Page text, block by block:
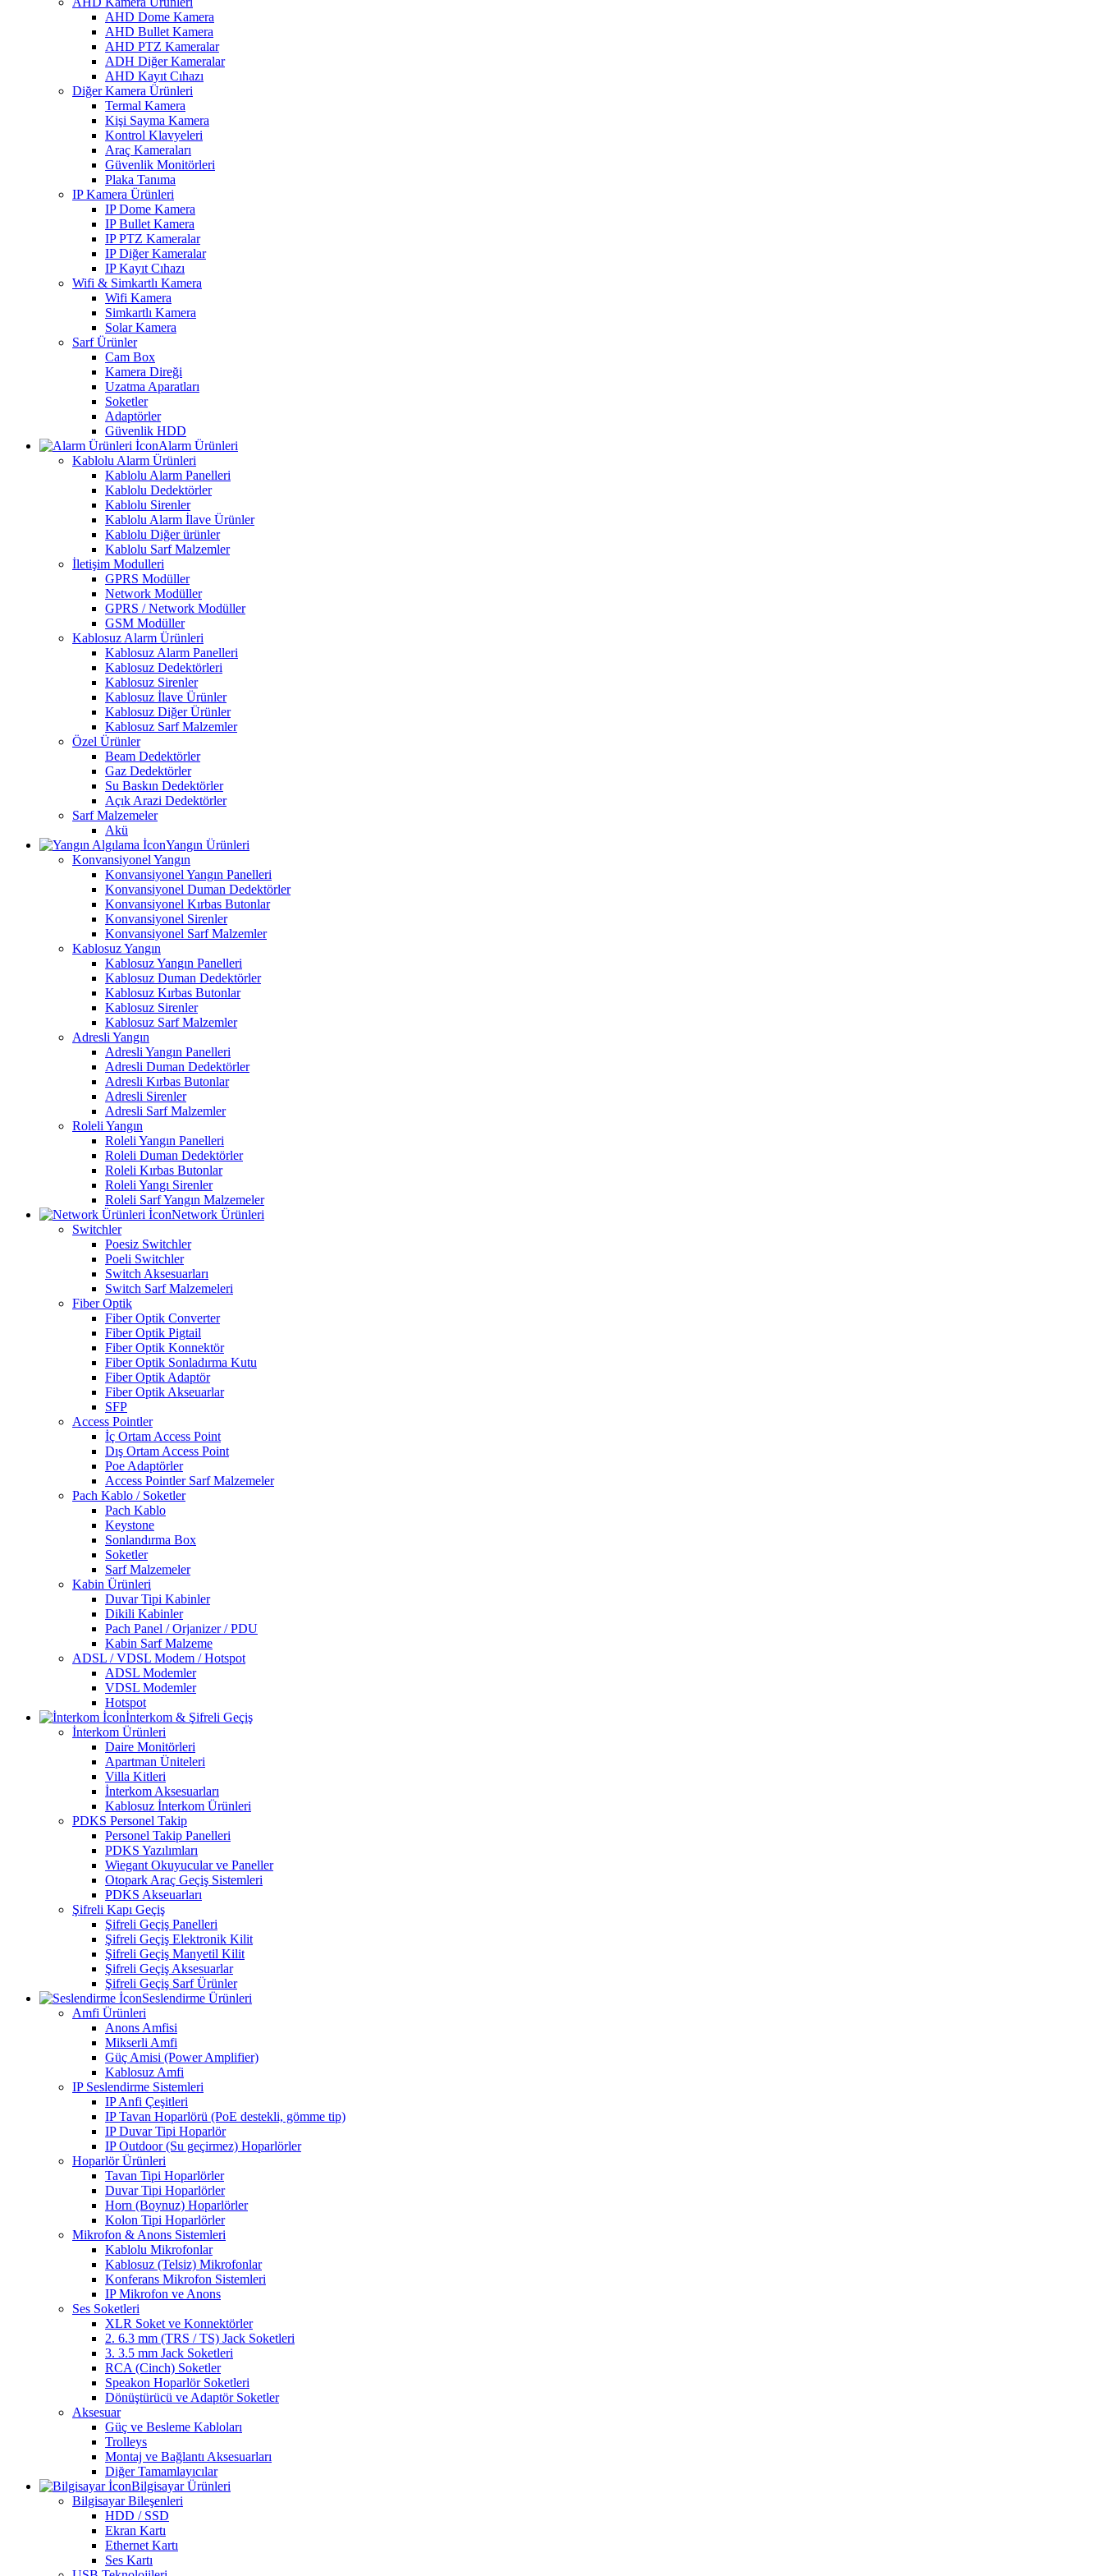
AHD Dome Kamera
AHD Bullet Kamera
AHD PTZ Kameralar
ADH Diğer Kameralar
AHD Kayıt Cıhazı
Diğer Kamera Ürünleri
Termal Kamera
Kişi Sayma Kamera
Kontrol Klavyeleri
Araç Kameraları
Güvenlik Monitörleri
Plaka Tanıma
IP Kamera Ürünleri
IP Dome Kamera
IP Bullet Kamera
IP PTZ Kameralar
IP Diğer Kameralar
IP Kayıt Cıhazı
Wifi & Simkartlı Kamera
Wifi Kamera
Simkartlı Kamera
Solar Kamera
Sarf Ürünler
Cam Box
Kamera Direği
Uzatma Aparatları
Soketler
Adaptörler
Güvenlik HDD
Alarm Ürünleri
Kablolu Alarm Ürünleri
Kablolu Alarm Panelleri
Kablolu Dedektörler
Kablolu Sirenler
Kablolu Alarm İlave Ürünler
Kablolu Diğer ürünler
Kablolu Sarf Malzemler
İletişim Modulleri
GPRS Modüller
Network Modüller
GPRS / Network Modüller
GSM Modüller
Kablosuz Alarm Ürünleri
Kablosuz Alarm Panelleri
Kablosuz Dedektörleri
Kablosuz Sirenler
Kablosuz İlave Ürünler
Kablosuz Diğer Ürünler
Kablosuz Sarf Malzemler
Özel Ürünler
Beam Dedektörler
Gaz Dedektörler
Su Baskın Dedektörler
Açık Arazi Dedektörler
Sarf Malzemeler
Akü
Yangın Ürünleri
Konvansiyonel Yangın
Konvansiyonel Yangın Panelleri
Konvansiyonel Duman Dedektörler
Konvansiyonel Kırbas Butonlar
Konvansiyonel Sirenler
Konvansiyonel Sarf Malzemler
Kablosuz Yangın
Kablosuz Yangın Panelleri
Kablosuz Duman Dedektörler
Kablosuz Kırbas Butonlar
Kablosuz Sirenler
Kablosuz Sarf Malzemler
Adresli Yangın
Adresli Yangın Panelleri
Adresli Duman Dedektörler
Adresli Kırbas Butonlar
Adresli Sirenler
Adresli Sarf Malzemler
Roleli Yangın
Roleli Yangın Panelleri
Roleli Duman Dedektörler
Roleli Kırbas Butonlar
Roleli Yangı Sirenler
Roleli Sarf Yangın Malzemeler
Network Ürünleri
Switchler
Poesiz Switchler
Poeli Switchler
Switch Aksesuarları
Switch Sarf Malzemeleri
Fiber Optik
Fiber Optik Converter
Fiber Optik Pigtail
Fiber Optik Konnektör
Fiber Optik Sonladırma Kutu
Fiber Optik Adaptör
Fiber Optik Akseuarlar
SFP
Access Pointler
İç Ortam Access Point
Dış Ortam Access Point
Poe Adaptörler
Access Pointler Sarf Malzemeler
Pach Kablo / Soketler
Pach Kablo
Keystone
Sonlandırma Box
Soketler
Sarf Malzemeler
Kabin Ürünleri
Duvar Tipi Kabinler
Dikili Kabinler
Pach Panel / Orjanizer / PDU
Kabin Sarf Malzeme
ADSL / VDSL Modem / Hotspot
ADSL Modemler
VDSL Modemler
Hotspot
İnterkom & Şifreli Geçiş
İnterkom Ürünleri
Daire Monitörleri
Apartman Üniteleri
Villa Kitleri
İnterkom Aksesuarları
Kablosuz İnterkom Ürünleri
PDKS Personel Takip
Personel Takip Panelleri
PDKS Yazılımları
Wiegant Okuyucular ve Paneller
Otopark Araç Geçiş Sistemleri
PDKS Akseuarları
Şifreli Kapı Geçiş
Şifreli Geçiş Panelleri
Şifreli Geçiş Elektronik Kilit
Şifreli Geçiş Manyetil Kilit
Şifreli Geçiş Aksesuarlar
Şifreli Geçiş Sarf Ürünler
Seslendirme Ürünleri
Amfi Ürünleri
Anons Amfisi
Mikserli Amfi
Güç Amisi (Power Amplifier)
Kablosuz Amfi
IP Seslendirme Sistemleri
IP Anfi Çeşitleri
IP Tavan Hoparlörü (PoE destekli, gömme tip)
IP Duvar Tipi Hoparlör
IP Outdoor (Su geçirmez) Hoparlörler
Hoparlör Ürünleri
Tavan Tipi Hoparlörler
Duvar Tipi Hoparlörler
Horn (Boynuz) Hoparlörler
Kolon Tipi Hoparlörler
Mikrofon & Anons Sistemleri
Kablolu Mikrofonlar
Kablosuz (Telsiz) Mikrofonlar
Konferans Mikrofon Sistemleri
IP Mikrofon ve Anons
Ses Soketleri
XLR Soket ve Konnektörler
2. 6.3 mm (TRS / TS) Jack Soketleri
3. 3.5 mm Jack Soketleri
RCA (Cinch) Soketler
Speakon Hoparlör Soketleri
Dönüştürücü ve Adaptör Soketler
Aksesuar
Güç ve Besleme Kabloları
Trolleys
Montaj ve Bağlantı Aksesuarları
Diğer Tamamlayıcılar
Bilgisayar Ürünleri
Bilgisayar Bileşenleri
HDD / SSD
Ekran Kartı
Ethernet Kartı
Ses Kartı